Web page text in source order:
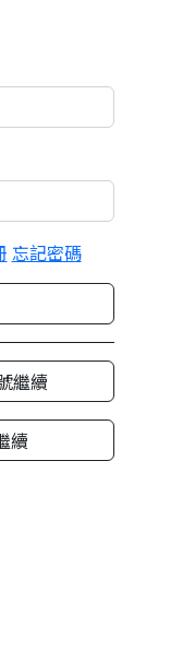
忘記密碼
繼續
續